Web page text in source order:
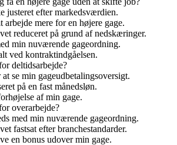
justeret efter markedsværdien.
arbejde mere for en højere gage.
reduceret på grund af nedskæringer.
min nuværende gageordning.
ved kontraktindgåelsen.
deltidsarbejde?
se min gageudbetalingsoversigt.
på en fast månedsløn.
af min gage.
overarbejde?
med min nuværende gageordning.
fastsat efter branchestandarder.
en bonus udover min gage.